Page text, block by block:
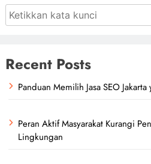
Recent Posts
Panduan Memilih Jasa SEO
Peran Aktif Masyarakat Kurangi
Lingkungan